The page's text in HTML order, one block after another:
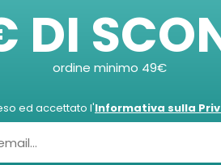
ordine minimo 49€
ed accettato l'Informativa sulla